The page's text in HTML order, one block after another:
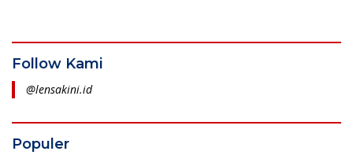
Follow Kami
@lensakini.id
Populer